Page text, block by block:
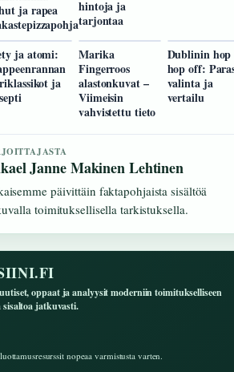
ja rapea
hintoja ja
tarjontaa
ja atomi:
ja
Marika
Fingerroos
alastonkuvat –
Viimeisin
vahvistettu tieto
Dublinin hop
hop off:
valinta ja
vertailu
Janne Makinen Lehtinen
päivittäin faktapohjaista sisältöä
toimituksellisella tarkistuksella.
oppaat ja analyysit moderniin toimitukselliseen
jatkuvasti.
nopeaa varmistusta varten.